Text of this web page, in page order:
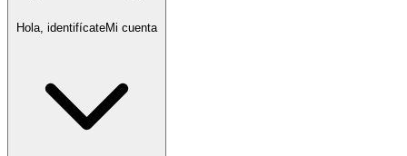
Hola, identifícate Mi cuenta